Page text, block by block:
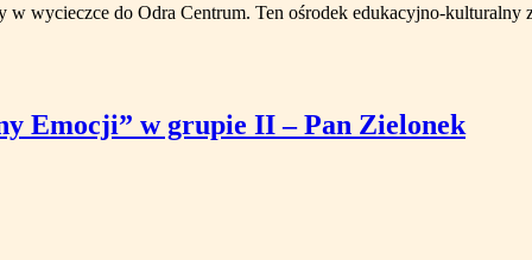
wycieczce do Odra Centrum. Ten ośrodek edukacyjno-
Emocji” w grupie II – Pan Zielonek